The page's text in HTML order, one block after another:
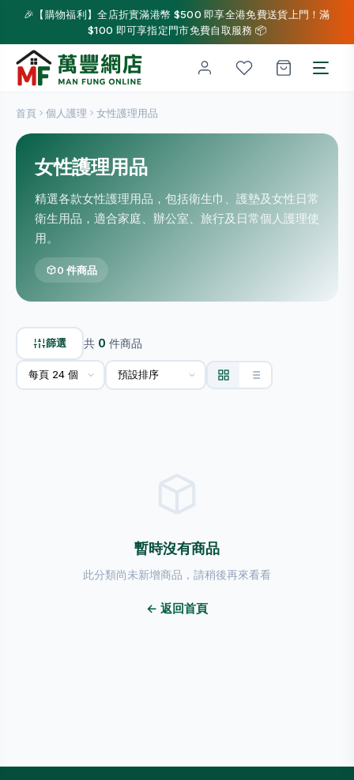
🎉【購物福利】全店折實滿港幣 $500 即享全港免費送貨上門！滿
$100 即可享指定門市免費自取服務 📦
首頁 個人護理 女性護理用品
女性護理用品
精選各款女性護理用品，包括衛生巾、護墊及女性日常
衛生用品，適合家庭、辦公室、旅行及日常個人護理使
用。
0 件商品
篩選 共 0 件商品
暫時沒有商品
此分類尚未新增商品，請稍後再來看看
← 返回首頁